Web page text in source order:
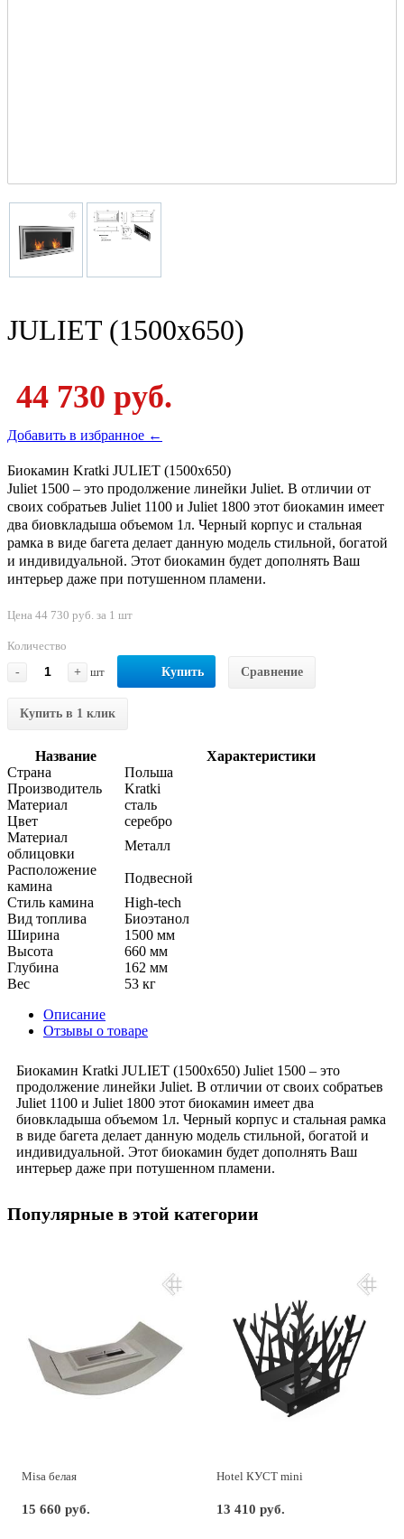
JULIET (1500x650)
44 730 руб.
Добавить в избранное ←
Биокамин Kratki JULIET (1500x650)
Juliet 1500 – это продолжение линейки Juliet. В отличии от
своих собратьев Juliet 1100 и Juliet 1800 этот биокамин имеет
два биовкладыша объемом 1л. Черный корпус и стальная
рамка в виде багета делает данную модель стильной, богатой
и индивидуальной. Этот биокамин будет дополнять Ваш
интерьер даже при потушенном пламени.
Цена 44 730 руб. за 1 шт
Количество
-
+ шт Купить Сравнение
Купить в 1 клик
Название
Характеристики
Страна
Польша
Производитель
Kratki
Материал
сталь
Цвет
серебро
Материал
облицовки
Металл
Расположение
камина
Подвесной
Стиль камина
High-tech
Вид топлива
Биоэтанол
Ширина
1500 мм
Высота
660 мм
Глубина
162 мм
Вес
53 кг
Описание
Отзывы о товаре
Биокамин Kratki JULIET (1500x650) Juliet 1500 – это
продолжение линейки Juliet. В отличии от своих собратьев
Juliet 1100 и Juliet 1800 этот биокамин имеет два
биовкладыша объемом 1л. Черный корпус и стальная рамка
в виде багета делает данную модель стильной, богатой и
индивидуальной. Этот биокамин будет дополнять Ваш
интерьер даже при потушенном пламени.
Популярные в этой категории
Misa белая
15 660 руб.
Hotel КУСТ mini
13 410 руб.